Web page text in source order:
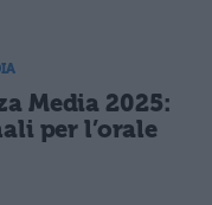
Media 2025:
per l’orale